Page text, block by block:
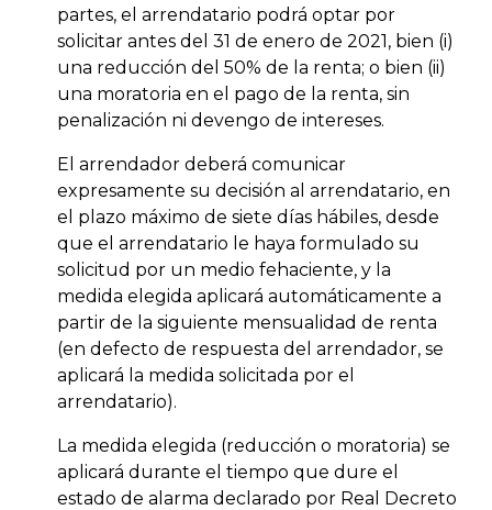
partes, el arrendatario podrá optar por
solicitar antes del 31 de enero de 2021, bien (i)
una reducción del 50% de la renta; o bien (ii)
una moratoria en el pago de la renta, sin
penalización ni devengo de intereses.
El arrendador deberá comunicar
expresamente su decisión al arrendatario, en
el plazo máximo de siete días hábiles, desde
que el arrendatario le haya formulado su
solicitud por un medio fehaciente, y la
medida elegida aplicará automáticamente a
partir de la siguiente mensualidad de renta
(en defecto de respuesta del arrendador, se
aplicará la medida solicitada por el
arrendatario).
La medida elegida (reducción o moratoria) se
aplicará durante el tiempo que dure el
estado de alarma declarado por Real Decreto